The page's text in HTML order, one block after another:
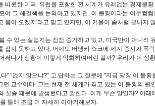
비롯한 미국, 유럽을 포함한 전 세계가 유례없는 경제불
여 그 해결책을 논의하고 있지만, 이 불황이라는 어두컴
봄이 오겠지'라고 믿고 있지만, 이 겨울이 좀처럼 끝나지
수 있는 실업자는 점점 증가하고 있고, 미국만이 아니라
잡지 못하고 있다. 어제도 버냉키 쇼크에 세계 증시가 폭
쩌다가 상황이 이렇게 악화하여버린 걸까? 우리가 이 상
" "없지 않으냐?" 고 답하는 그 질문에 "지금 당장 이 불
먼 교수이다. 그는 현재 전 세계가 겪고 있는 이 불황의
실종 때문에 발생했다고 말한다. 이게 무슨 말일까? 아
통해 조금 더 자세히 이야기해보자.